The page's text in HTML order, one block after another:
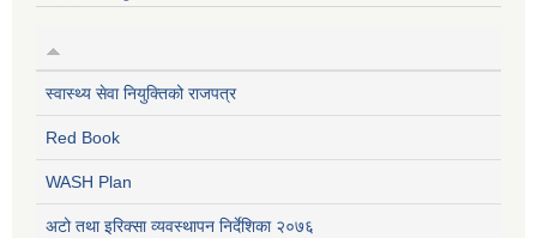
स्वास्थ्य सेवा नियुक्तिको राजपत्र
Red Book
WASH Plan
अटो तथा इरिक्सा व्यवस्थापन निर्देशिका २०७६